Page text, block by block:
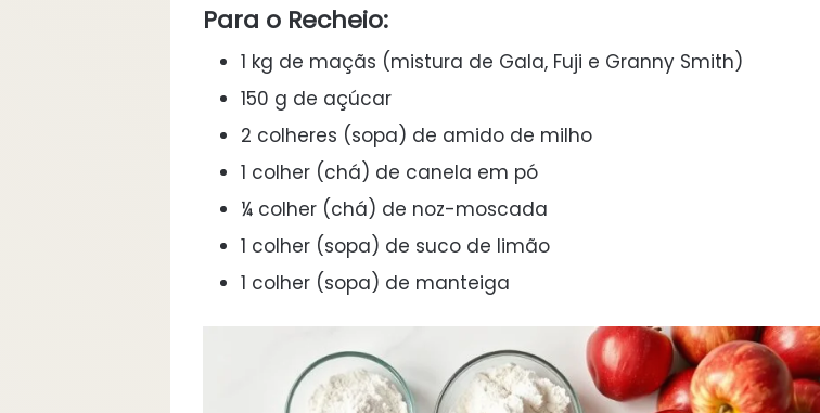
Para o Recheio:
1 kg de maçãs (mistura de Gala, Fuji e Granny Smith)
150 g de açúcar
2 colheres (sopa) de amido de milho
1 colher (chá) de canela em pó
¼ colher (chá) de noz-moscada
1 colher (sopa) de suco de limão
1 colher (sopa) de manteiga